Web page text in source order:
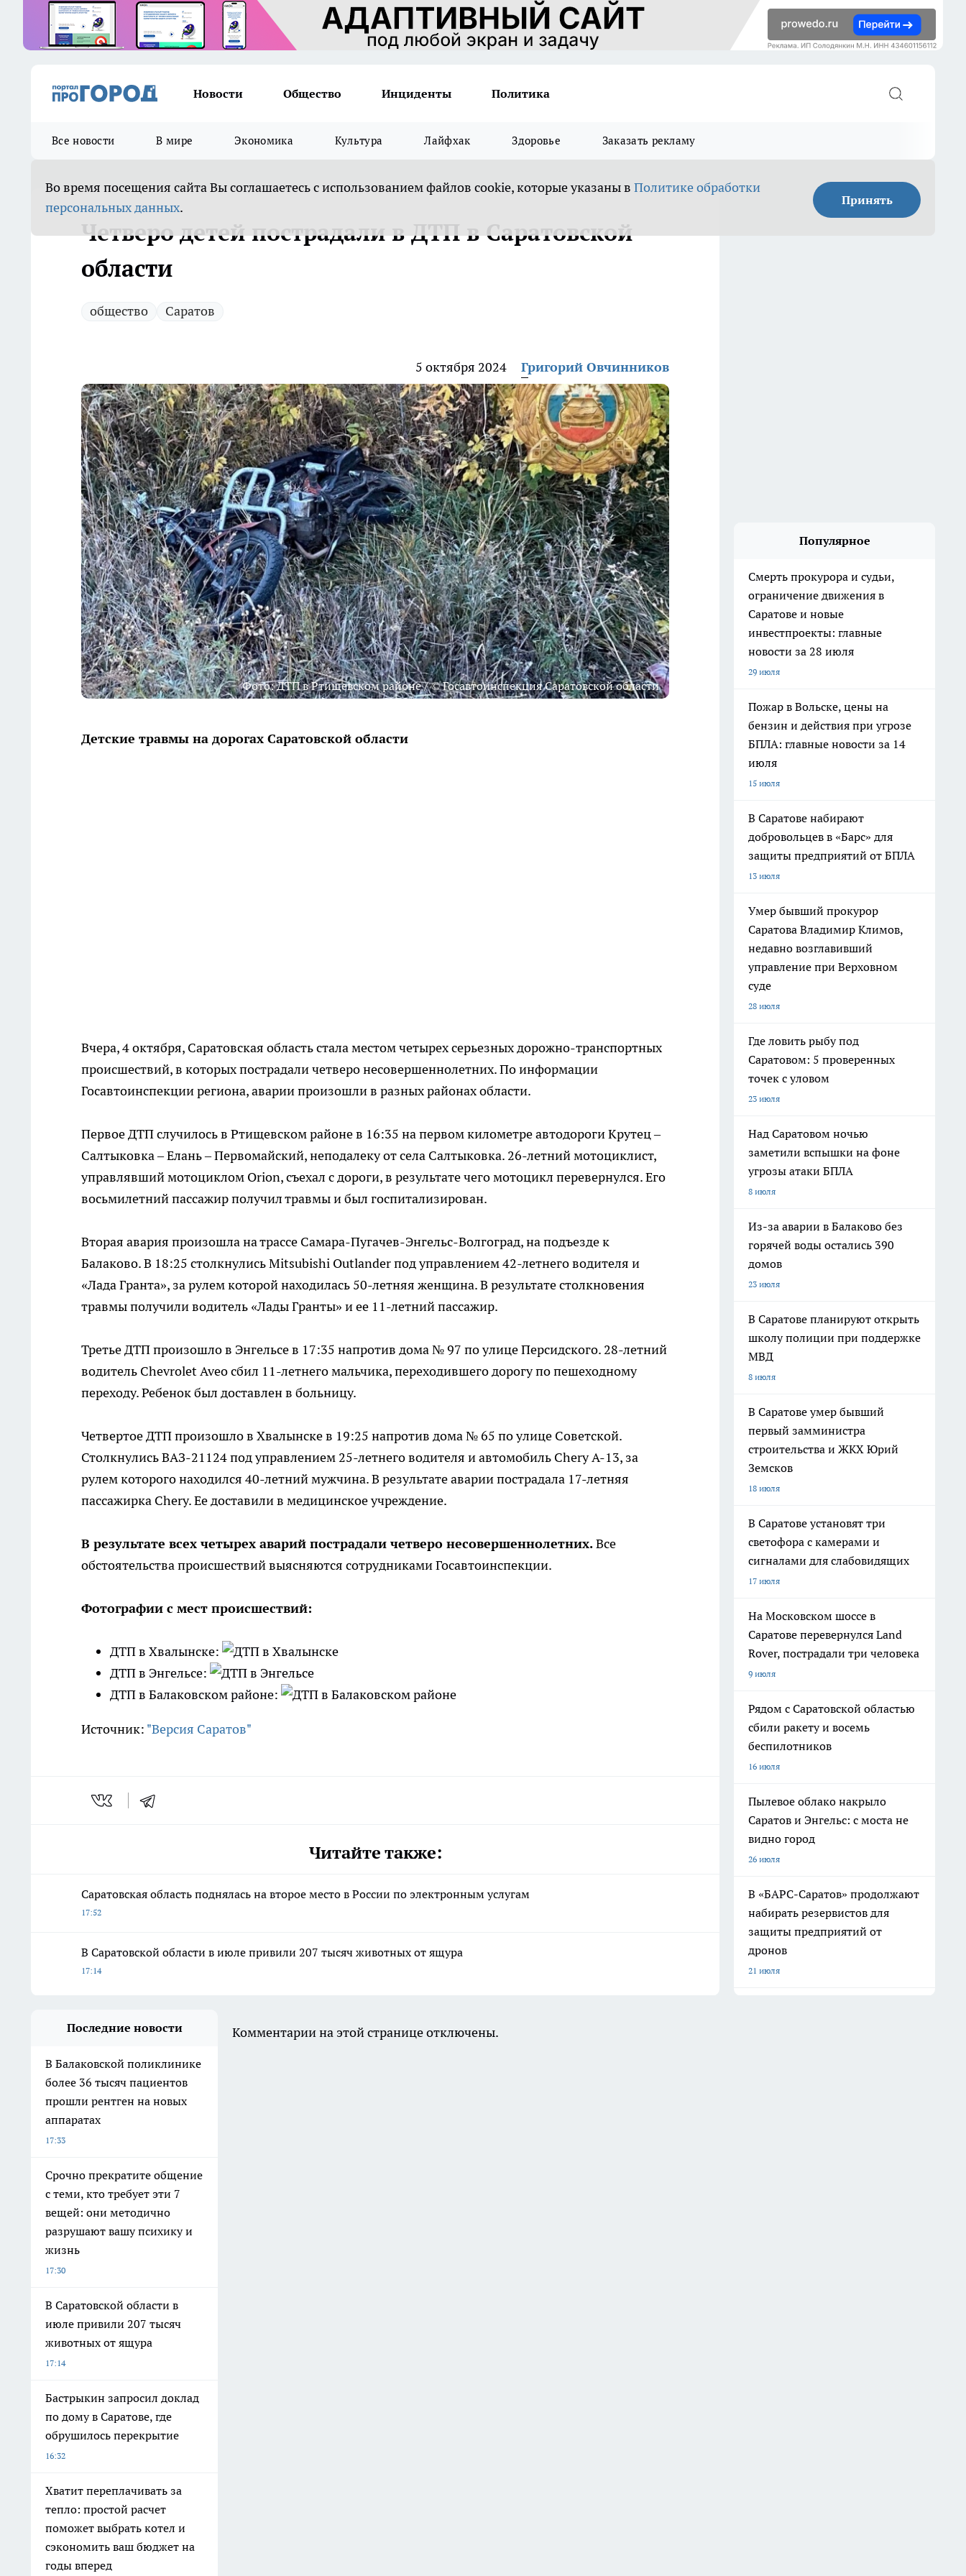
Новости Общество Инциденты Политика
Все новости В мире Экономика Культура Лайфхак Здоровье Заказать рекламу
Во время посещения сайта Вы соглашаетесь с использованием файлов cookie, которые указаны в Политике обработки
персональных данных. Принять
Четверо детей пострадали в ДТП в Саратовской
области
общество Саратов
5 октября 2024 Григорий Овчинников
Фото: ДТП в Ртищевском районе / © Госавтоинспекция Саратовской области
Детские травмы на дорогах Саратовской области
Вчера, 4 октября, Саратовская область стала местом четырех серьезных дорожно-транспортных
происшествий, в которых пострадали четверо несовершеннолетних. По информации
Госавтоинспекции региона, аварии произошли в разных районах области.
Первое ДТП случилось в Ртищевском районе в 16:35 на первом километре автодороги Крутец –
Салтыковка – Елань – Первомайский, неподалеку от села Салтыковка. 26-летний мотоциклист,
управлявший мотоциклом Orion, съехал с дороги, в результате чего мотоцикл перевернулся. Его
восьмилетний пассажир получил травмы и был госпитализирован.
Вторая авария произошла на трассе Самара-Пугачев-Энгельс-Волгоград, на подъезде к
Балаково. В 18:25 столкнулись Mitsubishi Outlander под управлением 42-летнего водителя и
«Лада Гранта», за рулем которой находилась 50-летняя женщина. В результате столкновения
травмы получили водитель «Лады Гранты» и ее 11-летний пассажир.
Третье ДТП произошло в Энгельсе в 17:35 напротив дома № 97 по улице Персидского. 28-летний
водитель Chevrolet Aveo сбил 11-летнего мальчика, переходившего дорогу по пешеходному
переходу. Ребенок был доставлен в больницу.
Четвертое ДТП произошло в Хвалынске в 19:25 напротив дома № 65 по улице Советской.
Столкнулись ВАЗ-21124 под управлением 25-летнего водителя и автомобиль Chery А-13, за
рулем которого находился 40-летний мужчина. В результате аварии пострадала 17-летняя
пассажирка Chery. Ее доставили в медицинское учреждение.
В результате всех четырех аварий пострадали четверо несовершеннолетних.Все
обстоятельства происшествий выясняются сотрудниками Госавтоинспекции.
Фотографии с мест происшествий:
ДТП в Хвалынске:
ДТП в Энгельсе:
ДТП в Балаковском районе:
Источник: "Версия Саратов"
Читайте также:
Саратовская область поднялась на второе место в России по электронным услугам
17:52
В Саратовской области в июле привили 207 тысяч животных от ящура
17:14
Популярное
Смерть прокурора и судьи,
ограничение движения в
Саратове и новые
инвестпроекты: главные
новости за 28 июля
29 июля
Пожар в Вольске, цены на
бензин и действия при угрозе
БПЛА: главные новости за 14
июля
15 июля
В Саратове набирают
добровольцев в «Барс» для
защиты предприятий от БПЛА
13 июля
Умер бывший прокурор
Саратова Владимир Климов,
недавно возглавивший
управление при Верховном
суде
28 июля
Где ловить рыбу под
Саратовом: 5 проверенных
точек с уловом
23 июля
Над Саратовом ночью
заметили вспышки на фоне
угрозы атаки БПЛА
8 июля
Из-за аварии в Балаково без
горячей воды остались 390
домов
23 июля
В Саратове планируют открыть
школу полиции при поддержке
МВД
8 июля
В Саратове умер бывший
первый замминистра
строительства и ЖКХ Юрий
Земсков
18 июля
В Саратове установят три
светофора с камерами и
сигналами для слабовидящих
17 июля
На Московском шоссе в
Саратове перевернулся Land
Rover, пострадали три человека
9 июля
Рядом с Саратовской областью
сбили ракету и восемь
беспилотников
16 июля
Пылевое облако накрыло
Саратов и Энгельс: с моста не
видно город
26 июля
В «БАРС-Саратов» продолжают
набирать резервистов для
защиты предприятий от
дронов
21 июля
Последние новости
В Балаковской поликлинике
более 36 тысяч пациентов
прошли рентген на новых
аппаратах
17:33
Срочно прекратите общение
с теми, кто требует эти 7
вещей: они методично
разрушают вашу психику и
жизнь
17:30
В Саратовской области в
июле привили 207 тысяч
животных от ящура
17:14
Бастрыкин запросил доклад
по дому в Саратове, где
обрушилось перекрытие
16:32
Хватит переплачивать за
тепло: простой расчет
поможет выбрать котел и
сэкономить ваш бюджет на
годы вперед
Комментарии на этой странице отключены.